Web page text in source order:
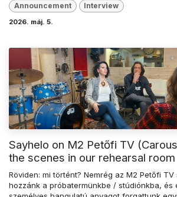
Announcement Interview
2026. máj. 5.
Sayhelo on M2 Petőfi TV
the scenes in our rehearsal room
Röviden: mi történt? Nemrég az M2 Petőfi
hozzánk a próbatermünkbe / stúdiónkba, és